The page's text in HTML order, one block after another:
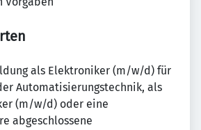
als Elektroniker (m/w/d) für
Automatisierungstechnik, als
(m/w/d) oder eine
abgeschlossene